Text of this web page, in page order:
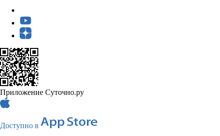
Приложение Суточно.ру
Доступно в